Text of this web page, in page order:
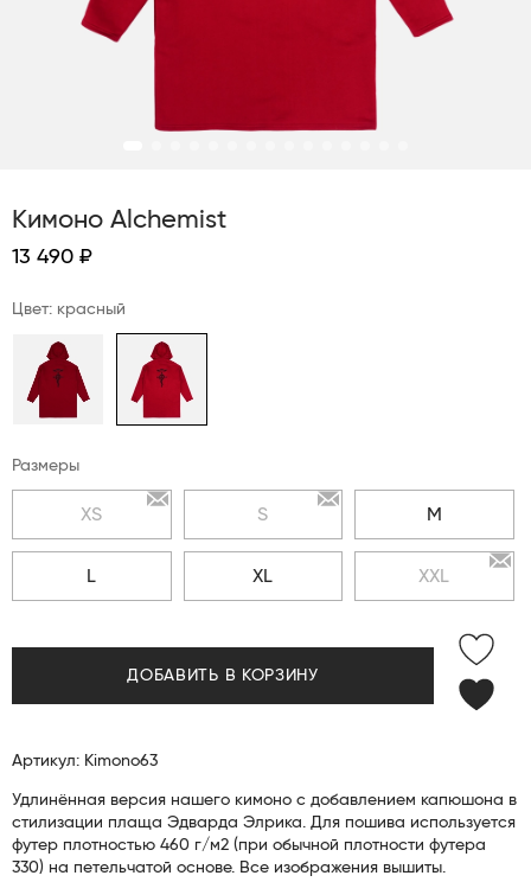
Кимоно Alchemist
13 490 ₽
Цвет: красный
Размеры
XS S M
L XL XXL
ДОБАВИТЬ В КОРЗИНУ
Артикул: Kimono63
Удлинённая версия нашего кимоно с добавлением капюшона в
стилизации плаща Эдварда Элрика. Для пошива используется
футер плотностью 460 г/м2 (при обычной плотности футера
330) на петельчатой основе. Все изображения вышиты.